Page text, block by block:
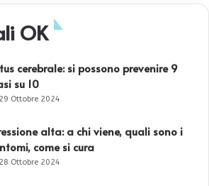
OK
cerebrale: si possono prevenire 9
su 10
29 Ottobre 2024
alta: a chi viene, quali sono i
come si cura
28 Ottobre 2024